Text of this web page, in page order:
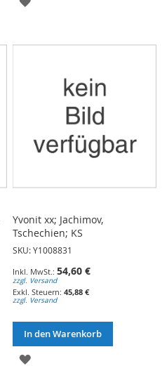
HINZUFÜGEN
Yvonit xx; Jachimov,
Tschechien; KS
SKU: Y1008831
54,60 €
zzgl. Versand
45,88 €
zzgl. Versand
In den Warenkorb
ZUR